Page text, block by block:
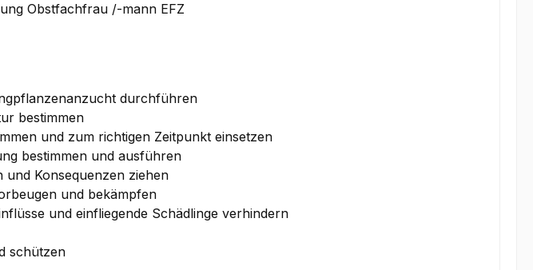
Obstfachfrau /-mann EFZ
durchführen
bestimmen
und zum richtigen Zeitpunkt einsetzen
bestimmen und ausführen
Konsequenzen ziehen
und bekämpfen
und einfliegende Schädlinge verhindern
schützen